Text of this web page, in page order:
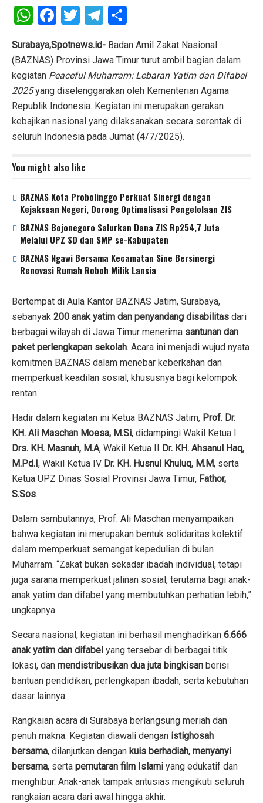
W
h
at
s
A
p
p
F
a
ce
b
o
o
k
T
wi
tt
er
T
el
e
gr
a
m
ar
e
Surabaya,Spotnews.id- Badan Amil Zakat Nasional
(BAZNAS) Provinsi Jawa Timur turut ambil bagian dalam
kegiatan Peaceful Muharram: Lebaran Yatim dan Difabel
2025yang diselenggarakan oleh Kementerian Agama
Republik Indonesia. Kegiatan ini merupakan gerakan
kebajikan nasional yang dilaksanakan secara serentak di
seluruh Indonesia pada Jumat (4/7/2025).
You might also like
BAZNAS Kota Probolinggo Perkuat Sinergi dengan
Kejaksaan Negeri, Dorong Optimalisasi Pengelolaan ZIS
BAZNAS Bojonegoro Salurkan Dana ZIS Rp254,7 Juta
Melalui UPZ SD dan SMP se-Kabupaten
BAZNAS Ngawi Bersama Kecamatan Sine Bersinergi
Renovasi Rumah Roboh Milik Lansia
Bertempat di Aula Kantor BAZNAS Jatim, Surabaya,
sebanyak 200 anak yatim dan penyandang disabilitas dari
berbagai wilayah di Jawa Timur menerima santunan dan
paket perlengkapan sekolah. Acara ini menjadi wujud nyata
komitmen BAZNAS dalam menebar keberkahan dan
memperkuat keadilan sosial, khususnya bagi kelompok
rentan.
Hadir dalam kegiatan ini Ketua BAZNAS Jatim, Prof. Dr.
KH. Ali Maschan Moesa, M.Si, didampingi Wakil Ketua I
Drs. KH. Masnuh, M.A, Wakil Ketua II Dr. KH. Ahsanul Haq,
M.Pd.I, Wakil Ketua IV Dr. KH. Husnul Khuluq, M.M, serta
Ketua UPZ Dinas Sosial Provinsi Jawa Timur, Fathor,
S.Sos.
Dalam sambutannya, Prof. Ali Maschan menyampaikan
bahwa kegiatan ini merupakan bentuk solidaritas kolektif
dalam memperkuat semangat kepedulian di bulan
Muharram. “Zakat bukan sekadar ibadah individual, tetapi
juga sarana memperkuat jalinan sosial, terutama bagi anak-
anak yatim dan difabel yang membutuhkan perhatian lebih,”
ungkapnya.
Secara nasional, kegiatan ini berhasil menghadirkan 6.666
anak yatim dan difabel yang tersebar di berbagai titik
lokasi, dan mendistribusikan dua juta bingkisan berisi
bantuan pendidikan, perlengkapan ibadah, serta kebutuhan
dasar lainnya.
Rangkaian acara di Surabaya berlangsung meriah dan
penuh makna. Kegiatan diawali dengan istighosah
bersama, dilanjutkan dengan kuis berhadiah, menyanyi
bersama, serta pemutaran film Islami yang edukatif dan
menghibur. Anak-anak tampak antusias mengikuti seluruh
rangkaian acara dari awal hingga akhir.